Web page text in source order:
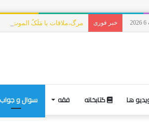
خبر فوری مرگ،ملاقات با مَلَکُ الموت، و
ها کتابخانه فقه سوال و جواب